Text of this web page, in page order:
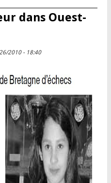
dans Ouest-
2010 - 18:40